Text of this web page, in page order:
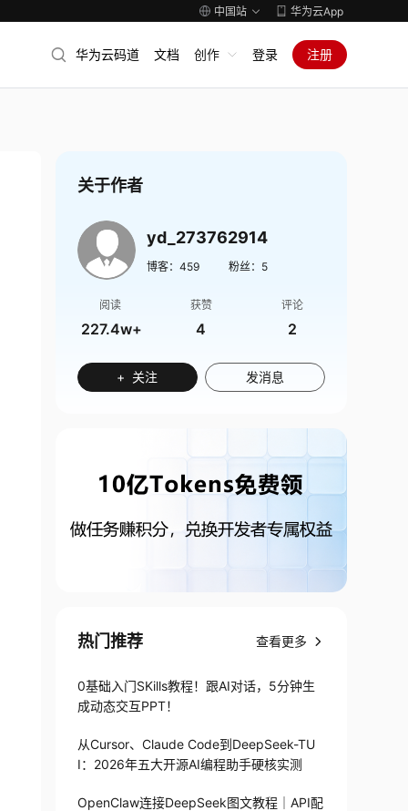
中国站 华为云App
华为云码道 文档 创作 登录 注册
关于作者
yd_273762914
博客： 459 粉丝： 5
阅读
227.4w+
获赞
4
评论
2
+ 关注 发消息
热门推荐 查看更多
0基础入门SKills教程！跟AI对话，5分钟生
成动态交互PPT！
从Cursor、Claude Code到DeepSeek-TU
I：2026年五大开源AI编程助手硬核实测
OpenClaw连接DeepSeek图文教程｜API配